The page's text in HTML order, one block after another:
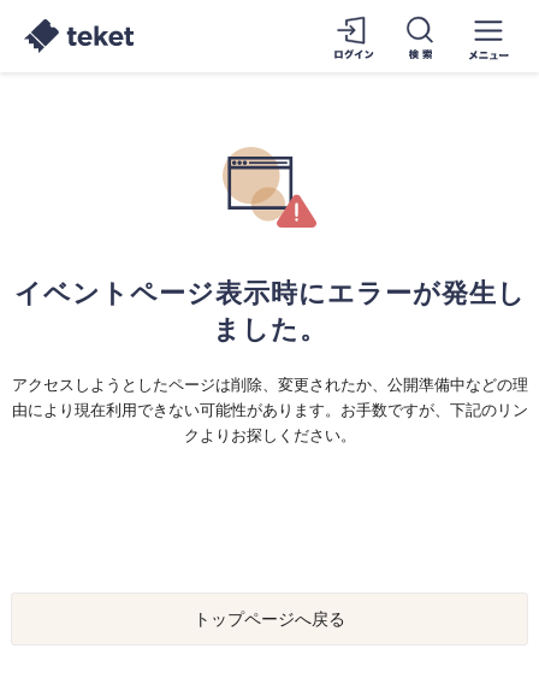
イベントページ表示時にエラーが発生し
ました。
アクセスしようとしたページは削除、変更されたか、公開準備中などの理
由により現在利用できない可能性があります。お手数ですが、下記のリン
クよりお探しください。
トップページへ戻る